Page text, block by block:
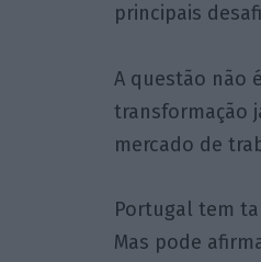
principais
A questão não
transformação
mercado de
Portugal tem
Mas pode